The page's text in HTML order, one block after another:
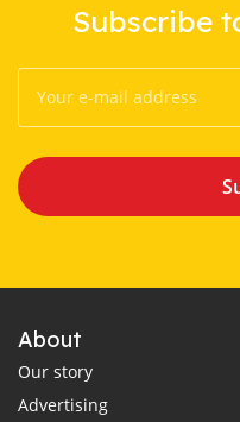
Subscribe
About
Our story
Advertising